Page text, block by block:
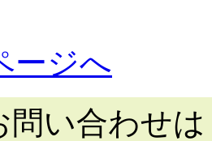
ージへ
問い合わせは